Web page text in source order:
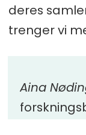
deres
trenger vi
Aina